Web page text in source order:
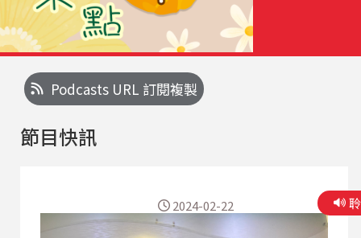
Podcasts URL 訂閱複製
節目快訊
2024-02-22